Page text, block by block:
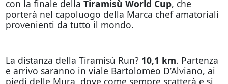
con la finale della Tiramisù World Cup, che
porterà nel capoluogo della Marca chef amatoriali
provenienti da tutto il mondo.
La distanza della Tiramisù Run? 10,1 km. Partenza
e arrivo saranno in viale Bartolomeo D’Alviano, ai
piedi delle Mura, dove come sempre scatterà e si